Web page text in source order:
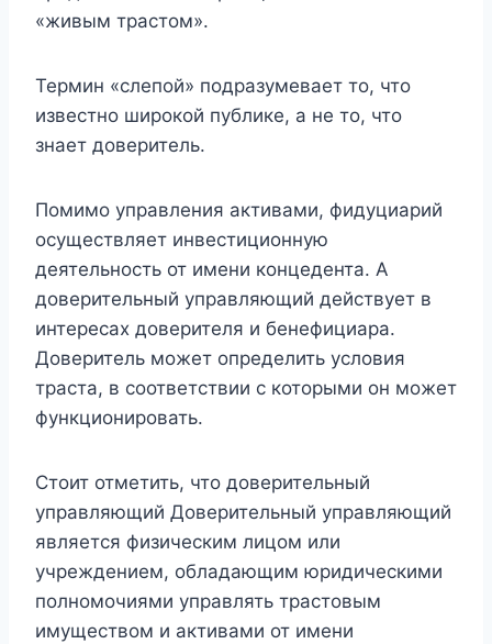
«живым трастом».
Термин «слепой» подразумевает то, что
известно широкой публике, а не то, что
знает доверитель.
Помимо управления активами, фидуциарий
осуществляет инвестиционную
деятельность от имени концедента. А
доверительный управляющий действует в
интересах доверителя и бенефициара.
Доверитель может определить условия
траста, в соответствии с которыми он может
функционировать.
Стоит отметить, что доверительный
управляющий Доверительный управляющий
является физическим лицом или
учреждением, обладающим юридическими
полномочиями управлять трастовым
имуществом и активами от имени